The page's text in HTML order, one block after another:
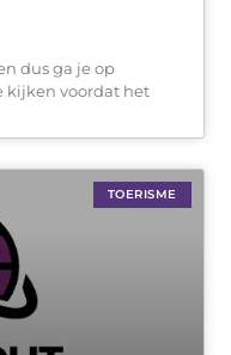
dus ga je op
kijken voordat het
TOERISME